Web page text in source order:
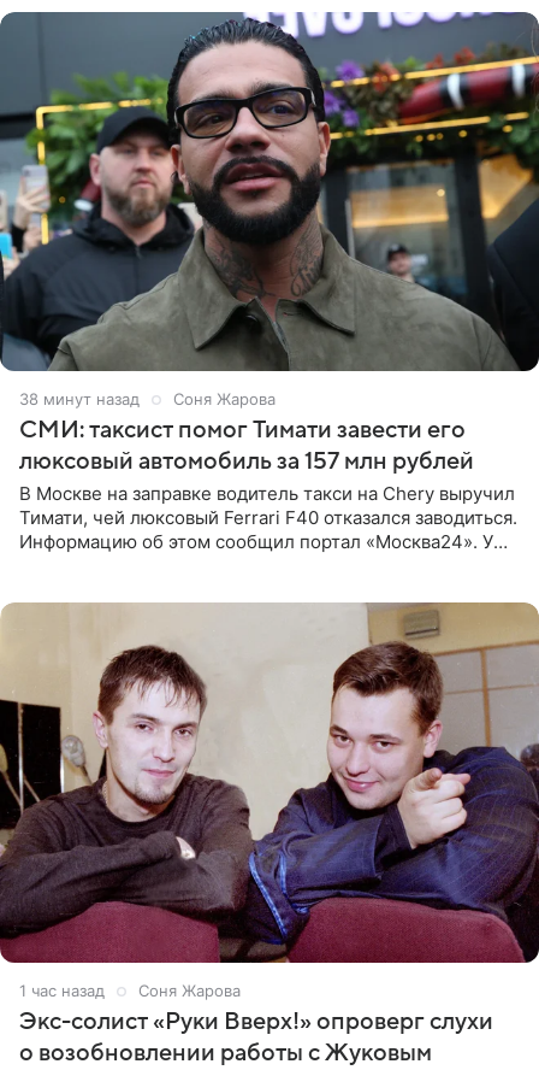
38 минут назад Соня Жарова
СМИ: таксист помог Тимати завести его
люксовый автомобиль за 157 млн рублей
В Москве на заправке водитель такси на Chery выручил
Тимати, чей люксовый Ferrari F40 отказался заводиться.
Информацию об этом сообщил портал «Москва24». У
1 час назад Соня Жарова
Экс-солист «Руки Вверх!» опроверг слухи
о возобновлении работы с Жуковым